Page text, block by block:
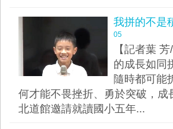
我拼的不是
05
【記者葉
的成長如同
隨時都可能
何才能不畏挫折、勇於突破，成
北道館邀請就讀國小五年...